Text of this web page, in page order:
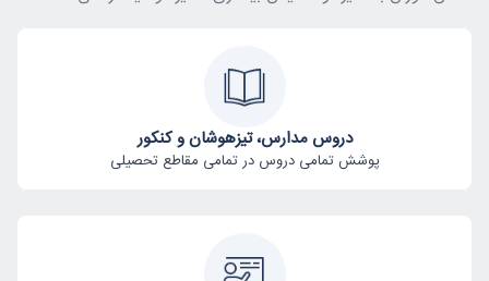
دروس مدارس، تیزهوشان و کنکور
پوشش تمامی دروس در تمامی مقاطع تحصیلی